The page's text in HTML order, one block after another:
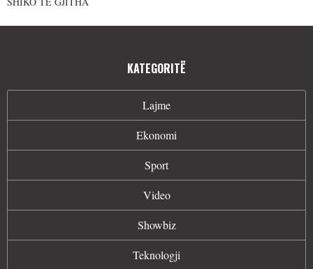
KATEGORITË
Lajme
Ekonomi
Sport
Video
Showbiz
Teknologji